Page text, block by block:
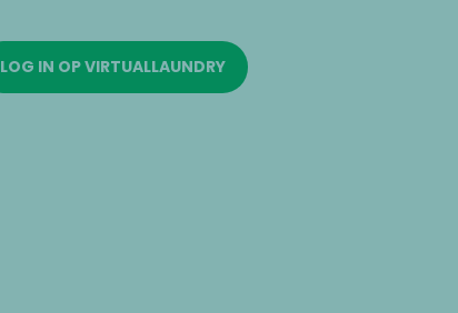
LOG IN OP VIRTUALLAUNDRY